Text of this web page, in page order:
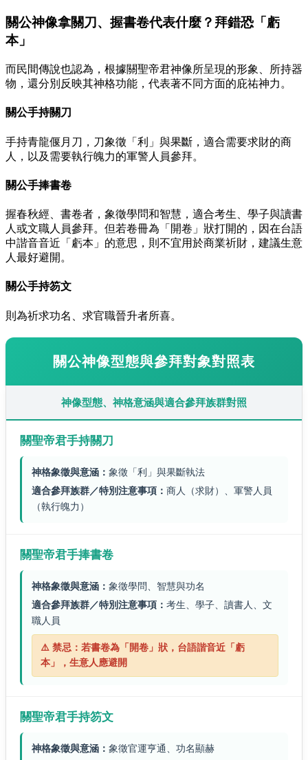
關公神像拿關刀、握書卷代表什麼？拜錯恐「虧
本」
而民間傳說也認為，根據關聖帝君神像所呈現的形象、所持器
物，還分別反映其神格功能，代表著不同方面的庇祐神力。
關公手持關刀
手持青龍偃月刀，刀象徵「利」與果斷，適合需要求財的商
人，以及需要執行魄力的軍警人員參拜。
關公手捧書卷
握春秋經、書卷者，象徵學問和智慧，適合考生、學子與讀書
人或文職人員參拜。但若卷冊為「開卷」狀打開的，因在台語
中諧音音近「虧本」的意思，則不宜用於商業祈財，建議生意
人最好避開。
關公手持笏文
則為祈求功名、求官職晉升者所喜。
關公神像型態與參拜對象對照表
神像型態、神格意涵與適合參拜族群對照
關聖帝君手持關刀
神格象徵與意涵： 象徵「利」與果斷執法
適合參拜族群／特別注意事項： 商人（求財）、軍警人員
（執行魄力）
關聖帝君手捧書卷
神格象徵與意涵： 象徵學問、智慧與功名
適合參拜族群／特別注意事項： 考生、學子、讀書人、文
職人員
⚠️ 禁忌：若書卷為「開卷」狀，台語諧音近「虧
本」，生意人應避開
關聖帝君手持笏文
神格象徵與意涵： 象徵官運亨通、功名顯赫